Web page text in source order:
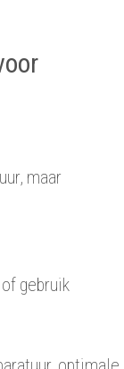
maar
gebruik